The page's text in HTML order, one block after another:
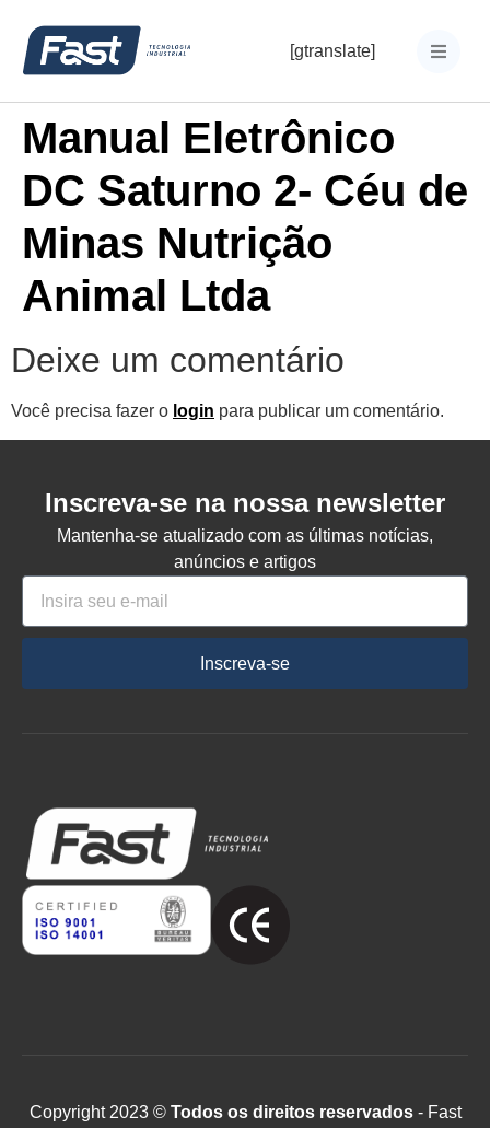
[gtranslate]
Manual Eletrônico
DC Saturno 2- Céu de
Minas Nutrição
Animal Ltda
Deixe um comentário
Você precisa fazer o login para publicar um comentário.
Inscreva-se na nossa newsletter
Mantenha-se atualizado com as últimas notícias,
anúncios e artigos
Inscreva-se
Copyright 2023 ©Todos os direitos reservados- Fast